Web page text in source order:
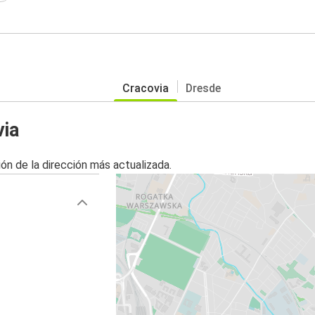
Cracovia Dresde
de la dirección más actualizada.